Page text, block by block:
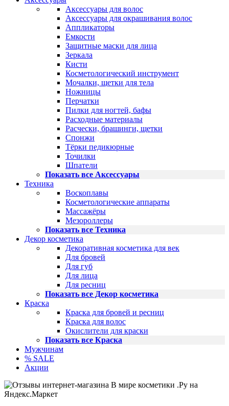
Аксессуары для волос
Аксессуары для окрашивания волос
Аппликаторы
Емкости
Защитные маски для лица
Зеркала
Кисти
Косметологический инструмент
Мочалки, щетки для тела
Ножницы
Перчатки
Пилки для ногтей, бафы
Расходные материалы
Расчески, брашинги, щетки
Спонжи
Тёрки педикюрные
Точилки
Шпатели
Показать все Аксессуары
Техника
Воскоплавы
Косметологические аппараты
Массажёры
Мезороллеры
Показать все Техника
Декор косметика
Декоративная косметика для век
Для бровей
Для губ
Для лица
Для ресниц
Показать все Декор косметика
Краска
Краска для бровей и ресниц
Краска для волос
Окислители для краски
Показать все Краска
Мужчинам
% SALE
Акции